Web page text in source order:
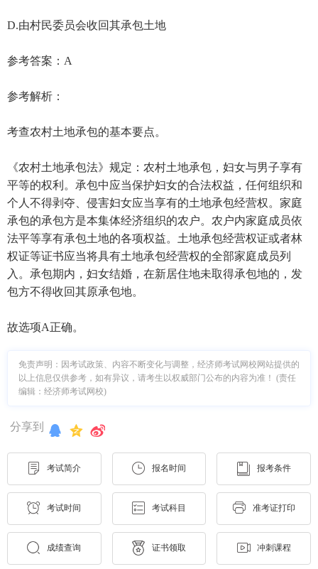
D.由村民委员会收回其承包土地
参考答案：A
参考解析：
考查农村土地承包的基本要点。
《农村土地承包法》规定：农村土地承包，妇女与男子享有
平等的权利。承包中应当保护妇女的合法权益，任何组织和
个人不得剥夺、侵害妇女应当享有的土地承包经营权。家庭
承包的承包方是本集体经济组织的农户。农户内家庭成员依
法平等享有承包土地的各项权益。土地承包经营权证或者林
权证等证书应当将具有土地承包经营权的全部家庭成员列
入。承包期内，妇女结婚，在新居住地未取得承包地的，发
包方不得收回其原承包地。
故选项A正确。
免责声明：因考试政策、内容不断变化与调整，经济师考试网校网站提供的
以上信息仅供参考，如有异议，请考生以权威部门公布的内容为准！ (责任
编辑：经济师考试网校)
分享到
考试简介 报名时间 报考条件
考试时间 考试科目 准考证打印
成绩查询 证书领取 冲刺课程